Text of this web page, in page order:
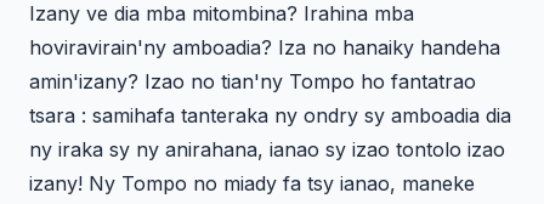
Izany ve dia mba mitombina? Irahina mba
hoviravirain'ny amboadia? Iza no hanaiky handeha
amin'izany? Izao no tian'ny Tompo ho fantatrao
tsara : samihafa tanteraka ny ondry sy amboadia dia
ny iraka sy ny anirahana, ianao sy izao tontolo izao
izany! Ny Tompo no miady fa tsy ianao, maneke